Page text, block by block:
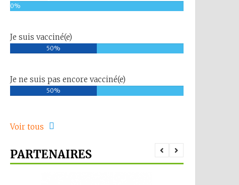
0%
Je suis vacciné(e)
50%
Je ne suis pas encore vacciné(e)
50%
Voir tous
PARTENAIRES